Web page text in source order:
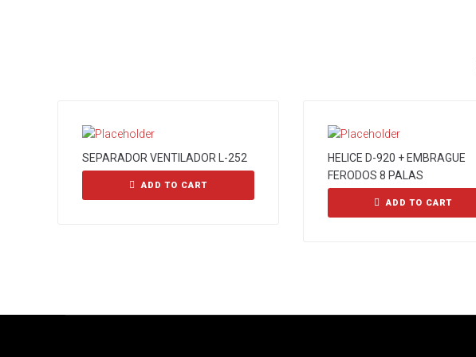
SEPARADOR VENTILADOR L-252
ADD TO CART
HELICE D-920 + EMBRAGUE
FERODOS 8 PALAS
ADD TO CART